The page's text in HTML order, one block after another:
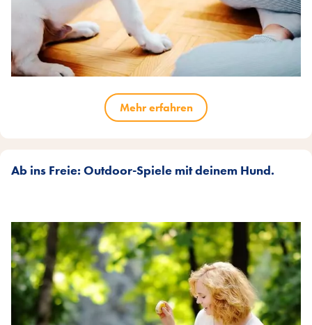
Mehr erfahren
Ab ins Freie: Outdoor-Spiele mit deinem Hund.